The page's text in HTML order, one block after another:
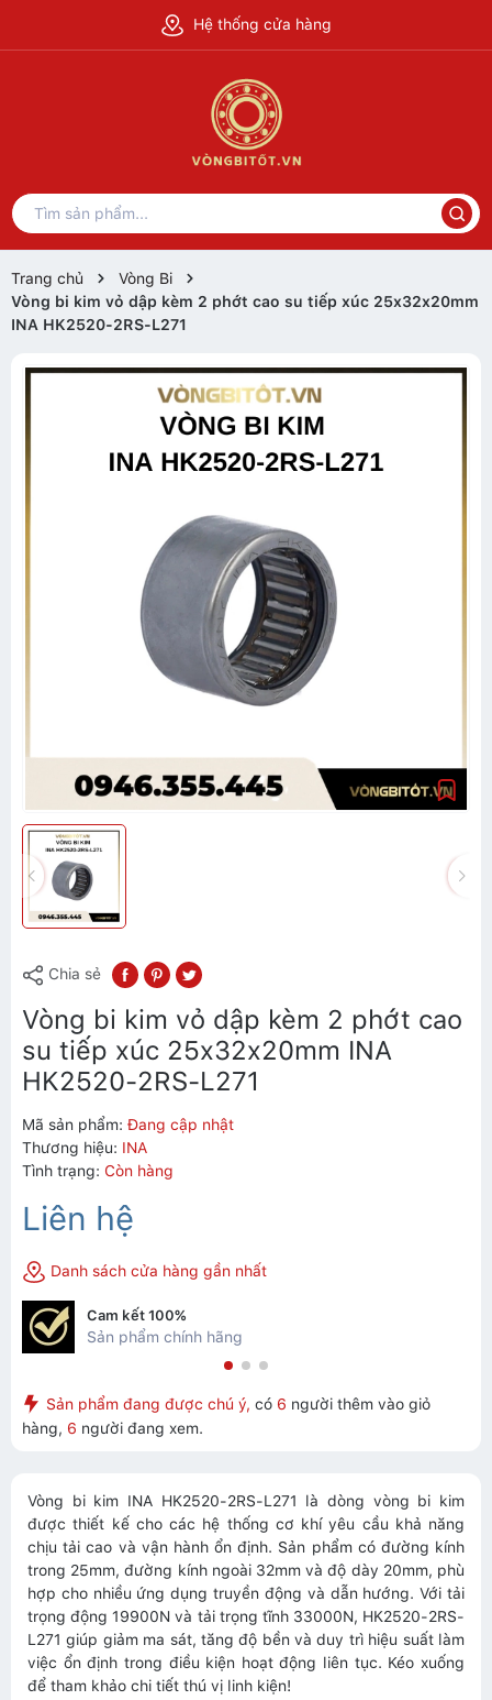
Hệ thống cửa hàng
Trang chủ
Vòng Bi
Vòng bi kim vỏ dập kèm 2 phớt cao su tiếp xúc 25x32x20mm
INA HK2520-2RS-L271
Chia sẻ
Vòng bi kim vỏ dập kèm 2 phớt cao
su tiếp xúc 25x32x20mm INA
HK2520-2RS-L271
Mã sản phẩm: Đang cập nhật
Thương hiệu: INA
Tình trạng: Còn hàng
Liên hệ
Danh sách cửa hàng gần nhất
Cam kết 100%
Sản phẩm chính hãng
Sản phẩm đang được chú ý, có 6 người thêm vào giỏ
hàng, 6 người đang xem.
Vòng bi kim INA HK2520-2RS-L271 là dòng vòng bi kim
được thiết kế cho các hệ thống cơ khí yêu cầu khả năng
chịu tải cao và vận hành ổn định. Sản phẩm có đường kính
trong 25mm, đường kính ngoài 32mm và độ dày 20mm, phù
hợp cho nhiều ứng dụng truyền động và dẫn hướng. Với tải
trọng động 19900N và tải trọng tĩnh 33000N, HK2520-2RS-
L271 giúp giảm ma sát, tăng độ bền và duy trì hiệu suất làm
việc ổn định trong điều kiện hoạt động liên tục. Kéo xuống
để tham khảo chi tiết thú vị linh kiện!